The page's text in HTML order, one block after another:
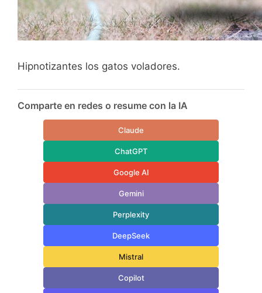
Hipnotizantes los gatos voladores.
Comparte en redes o resume con la IA
Claude
ChatGPT
Google AI
Gemini
Perplexity
DeepSeek
Mistral
Copilot